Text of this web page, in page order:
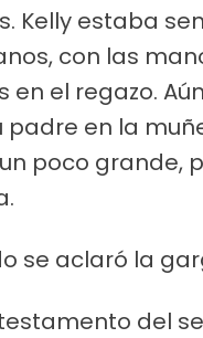
Kelly estaba
con las
en el regazo.
padre en la
poco grande,
se aclaró la
del